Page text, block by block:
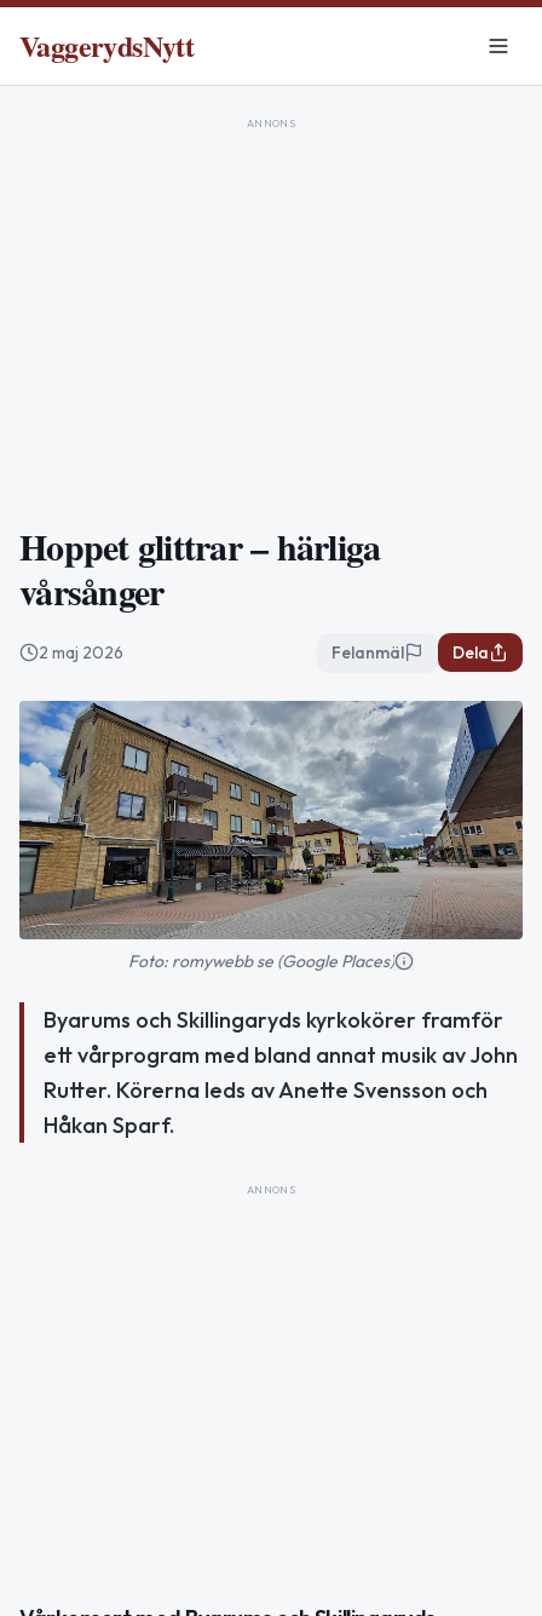
VaggerydsNytt
ANNONS
Hoppet glittrar – härliga
vårsånger
2 maj 2026 Felanmäl Dela
Foto: romywebb se (Google Places)
Byarums och Skillingaryds kyrkokörer framför
ett vårprogram med bland annat musik av John
Rutter. Körerna leds av Anette Svensson och
Håkan Sparf.
ANNONS